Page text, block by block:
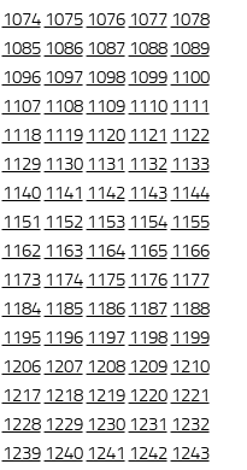
1074 1075 1076 1077 1078
1085 1086 1087 1088 1089
1096 1097 1098 1099 1100
1107 1108 1109 1110 1111
1118 1119 1120 1121 1122
1129 1130 1131 1132 1133
1140 1141 1142 1143 1144
1151 1152 1153 1154 1155
1162 1163 1164 1165 1166
1173 1174 1175 1176 1177
1184 1185 1186 1187 1188
1195 1196 1197 1198 1199
1206 1207 1208 1209 1210
1217 1218 1219 1220 1221
1228 1229 1230 1231 1232
1239 1240 1241 1242 1243